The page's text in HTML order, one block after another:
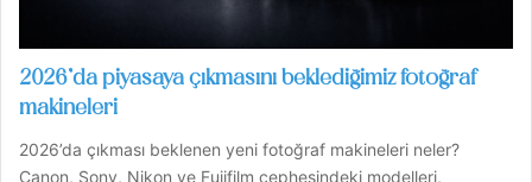
2026’da piyasaya çıkmasını beklediğimiz fotoğraf
makineleri
2026’da çıkması beklenen yeni fotoğraf makineleri neler?
Canon, Sony, Nikon ve Fujifilm cephesindeki modelleri,